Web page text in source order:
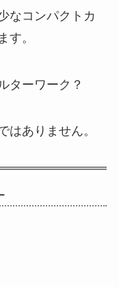
なコンパクトカ
す。
ターワーク？
はありません。